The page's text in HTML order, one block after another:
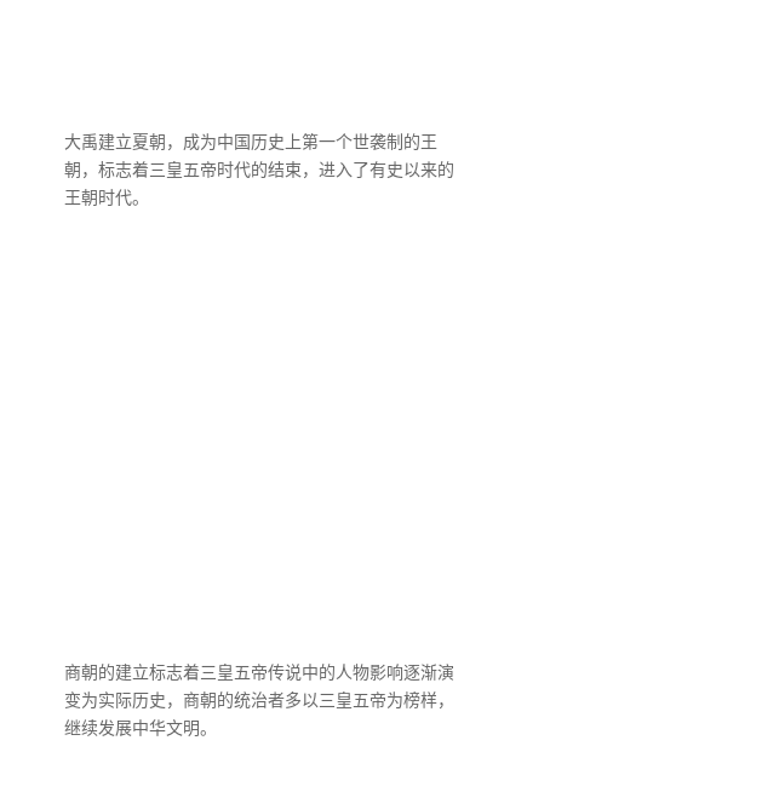
大禹建立夏朝，成为中国历史上第一个世袭制的王
朝，标志着三皇五帝时代的结束，进入了有史以来的
王朝时代。
商朝的建立标志着三皇五帝传说中的人物影响逐渐演
变为实际历史，商朝的统治者多以三皇五帝为榜样，
继续发展中华文明。